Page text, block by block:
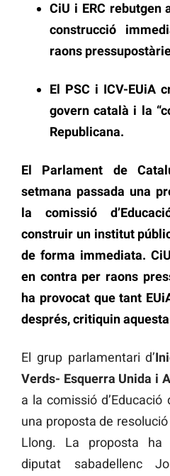
CiU i ERC
construcció
raons
El PSC i ICV-EUiA
govern català i la
Republicana.
El Parlament de
setmana passada una
la comissió
construir un institut
de forma immediata.
en contra per raons
ha provocat que tant
després, critiquin
El grup parlamentari d’
Verds- Esquerra Unida i
a la comissió
una proposta de resolució
Llong. La proposta ha
diputat sabadellenc